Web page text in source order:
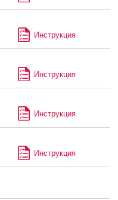
Инструкция
Инструкция
Инструкция
Инструкция